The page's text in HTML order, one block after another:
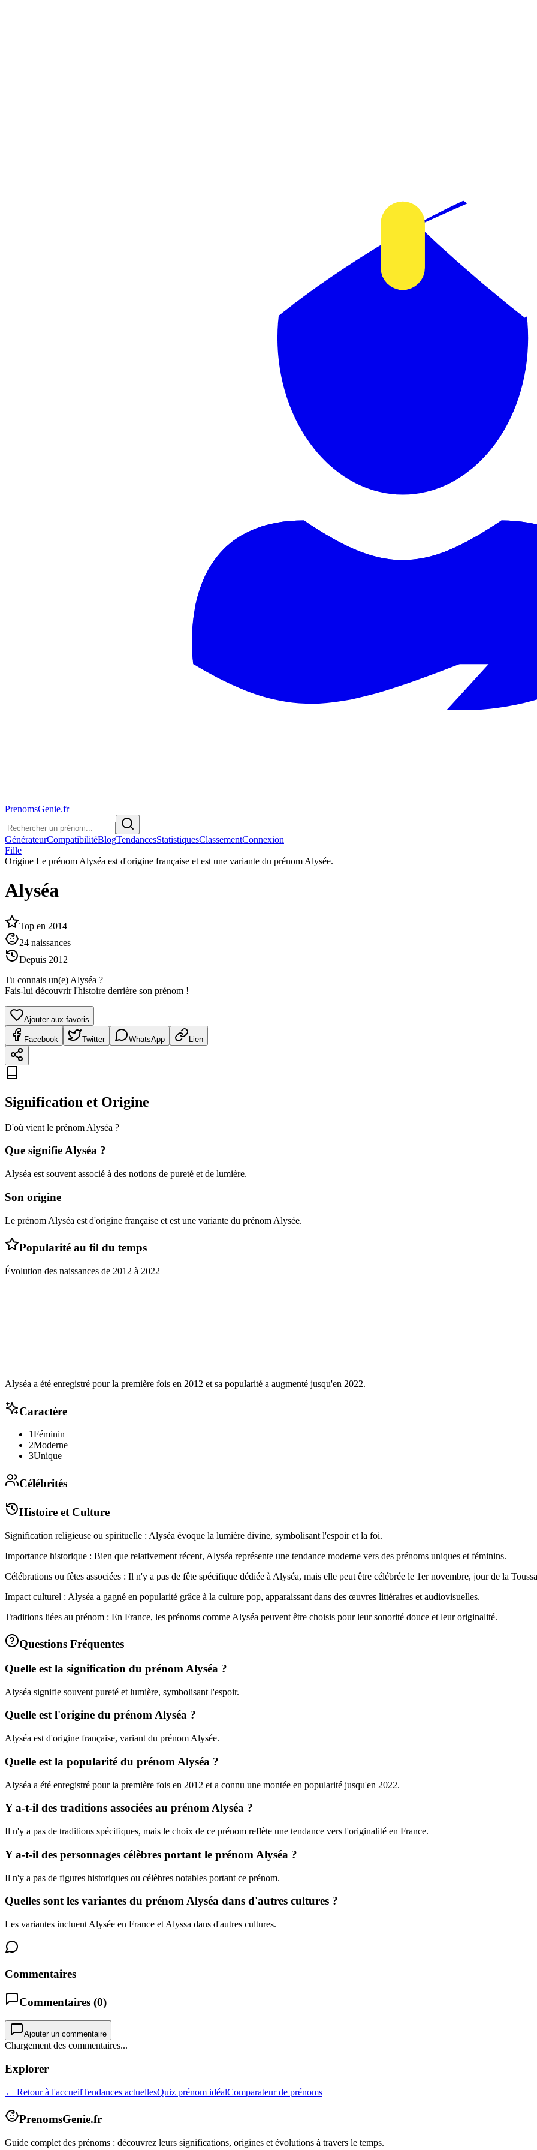
PrenomsGenie.fr
GénérateurCompatibilitéBlogTendancesStatistiquesClassementConnexion
Fille
Origine Le prénom Alyséa est d'origine française et est une variante du prénom Alysée.
Alyséa
Top en 2014
24 naissances
Depuis 2012
Tu connais un(e) Alyséa ?
Fais-lui découvrir l'histoire derrière son prénom !
Ajouter aux favoris
Facebook Twitter WhatsApp Lien
Signification et Origine
D'où vient le prénom Alyséa ?
Que signifieAlyséa ?
Alyséa est souvent associé à des notions de pureté et de lumière.
Son origine
Le prénom Alyséa est d'origine française et est une variante du prénom Alysée.
Popularité au fil du temps
Évolution des naissances de 2012 à 2022
Alyséa a été enregistré pour la première fois en 2012 et sa popularité a augmenté jusqu'en 2022.
Caractère
1Féminin
2Moderne
3Unique
Célébrités
Histoire et Culture
Signification religieuse ou spirituelle : Alyséa évoque la lumière divine, symbolisant l'espoir et la foi.
Importance historique : Bien que relativement récent, Alyséa représente une tendance moderne vers des prénoms uniques et féminins.
Célébrations ou fêtes associées : Il n'y a pas de fête spécifique dédiée à Alyséa, mais elle peut être célébrée le 1er novembre, jour de la
Impact culturel : Alyséa a gagné en popularité grâce à la culture pop, apparaissant dans des œuvres littéraires et audiovisuelles.
Traditions liées au prénom : En France, les prénoms comme Alyséa peuvent être choisis pour leur sonorité douce et leur originalité.
Questions Fréquentes
Quelle est la signification du prénom Alyséa ?
Alyséa signifie souvent pureté et lumière, symbolisant l'espoir.
Quelle est l'origine du prénom Alyséa ?
Alyséa est d'origine française, variant du prénom Alysée.
Quelle est la popularité du prénom Alyséa ?
Alyséa a été enregistré pour la première fois en 2012 et a connu une montée en popularité jusqu'en 2022.
Y a-t-il des traditions associées au prénom Alyséa ?
Il n'y a pas de traditions spécifiques, mais le choix de ce prénom reflète une tendance vers l'originalité en France.
Y a-t-il des personnages célèbres portant le prénom Alyséa ?
Il n'y a pas de figures historiques ou célèbres notables portant ce prénom.
Quelles sont les variantes du prénom Alyséa dans d'autres cultures ?
Les variantes incluent Alysée en France et Alyssa dans d'autres cultures.
Commentaires
Commentaires (0)
Ajouter un commentaire
Chargement des commentaires...
Explorer
← Retour à l'accueilTendances actuellesQuiz prénom idéalComparateur de prénoms
PrenomsGenie.fr
Guide complet des prénoms : découvrez leurs significations, origines et évolutions à travers le temps.